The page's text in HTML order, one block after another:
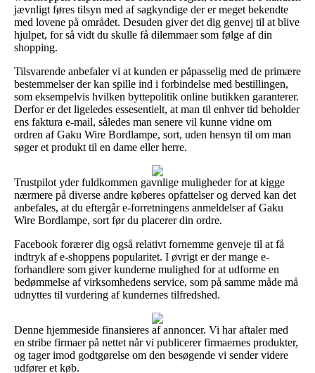
jævnligt føres tilsyn med af sagkyndige der er meget bekendte
med lovene på området. Desuden giver det dig genvej til at blive
hjulpet, for så vidt du skulle få dilemmaer som følge af din
shopping.
Tilsvarende anbefaler vi at kunden er påpasselig med de primære
bestemmelser der kan spille ind i forbindelse med bestillingen,
som eksempelvis hvilken byttepolitik online butikken garanterer.
Derfor er det ligeledes essesentielt, at man til enhver tid beholder
ens faktura e-mail, således man senere vil kunne vidne om
ordren af Gaku Wire Bordlampe, sort, uden hensyn til om man
søger et produkt til en dame eller herre.
Trustpilot yder fuldkommen gavnlige muligheder for at kigge
nærmere på diverse andre køberes opfattelser og derved kan det
anbefales, at du eftergår e-forretningens anmeldelser af Gaku
Wire Bordlampe, sort før du placerer din ordre.
Facebook forærer dig også relativt fornemme genveje til at få
indtryk af e-shoppens popularitet. I øvrigt er der mange e-
forhandlere som giver kunderne mulighed for at udforme en
bedømmelse af virksomhedens service, som på samme måde må
udnyttes til vurdering af kundernes tilfredshed.
Denne hjemmeside finansieres af annoncer. Vi har aftaler med
en stribe firmaer på nettet når vi publicerer firmaernes produkter,
og tager imod godtgørelse om den besøgende vi sender videre
udfører et køb.